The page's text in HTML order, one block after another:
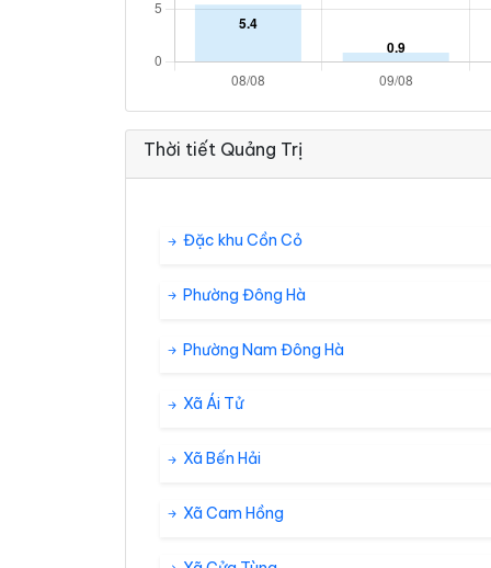
Thời tiết Quảng Trị
Đặc khu Cồn Cỏ
Phường Đông Hà
Phường Nam Đông Hà
Xã Ái Tử
Xã Bến Hải
Xã Cam Hồng